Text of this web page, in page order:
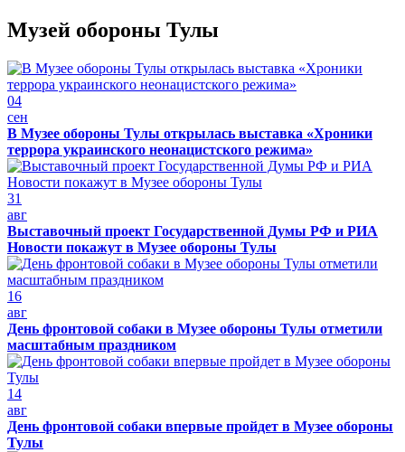
Музей обороны Тулы
04
сен
В Музее обороны Тулы открылась выставка «Хроники
террора украинского неонацистского режима»
31
авг
Выставочный проект Государственной Думы РФ и РИА
Новости покажут в Музее обороны Тулы
16
авг
День фронтовой собаки в Музее обороны Тулы отметили
масштабным праздником
14
авг
День фронтовой собаки впервые пройдет в Музее обороны
Тулы